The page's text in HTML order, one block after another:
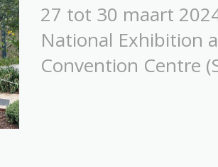
27 tot 30 maart
National Exhibition
Convention Centre